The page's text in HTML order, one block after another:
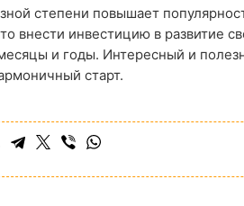
степени повышает
внести инвестицию в развитие
и годы. Интересный и
старт.